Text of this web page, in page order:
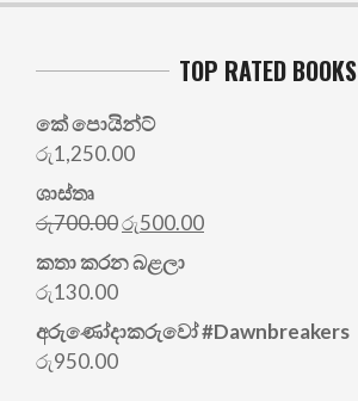
TOP RATED BOOKS
කේ පොයින්ට්
රු1,250.00
ශාස්තෘ
රු700.00Original
price
was:
රු500.00Current
කතා කරන බළලා
රු130.00
අරු‍ණෝදාකරුවෝ #Dawnbreakers
රු950.00